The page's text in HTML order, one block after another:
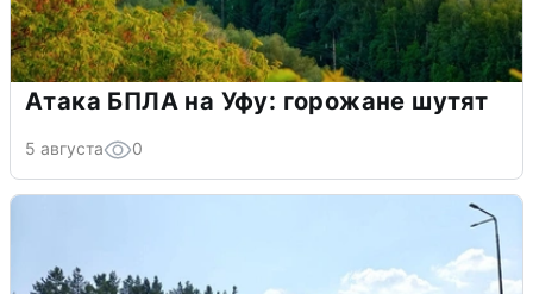
Атака БПЛА на Уфу: горожане шутят
5 августа 0